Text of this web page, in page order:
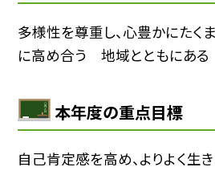
多様性を尊重し、心豊かにた
に高め合う 地域とともにあ
本年度の重点目標
自己肯定感を高め、よりよく生